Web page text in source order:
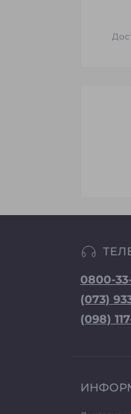
0800-
(073)
(098)